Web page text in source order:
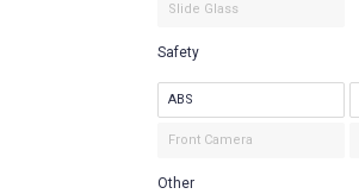
Slide Glass
Safety
ABS
Front Camera
Other